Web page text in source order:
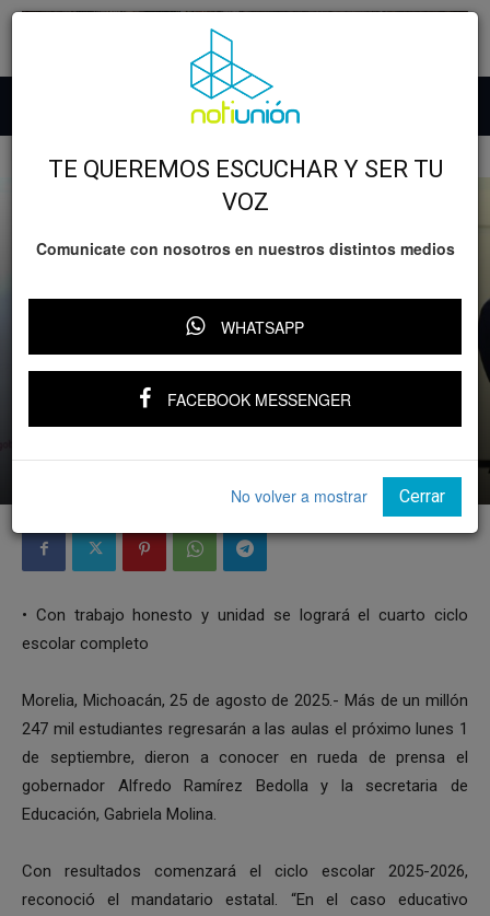
Desarrollo Educación
Desarrollo Educación GOBIERNO
Con resultados, el 1 de septiembre es el
regreso a clases: Gabriela Molina
• Con trabajo honesto y unidad se logrará el cuarto ciclo
escolar completo
Morelia, Michoacán, 25 de agosto de 2025.- Más de un millón
247 mil estudiantes regresarán a las aulas el próximo lunes 1
de septiembre, dieron a conocer en rueda de prensa el
gobernador Alfredo Ramírez Bedolla y la secretaria de
Educación, Gabriela Molina.
Con resultados comenzará el ciclo escolar 2025-2026,
reconoció el mandatario estatal. “En el caso educativo
TE QUEREMOS ESCUCHAR Y SER TU
VOZ
Comunicate con nosotros en nuestros distintos medios
WHATSAPP
FACEBOOK MESSENGER
No volver a mostrar Cerrar